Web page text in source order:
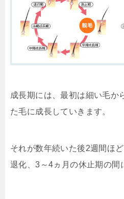
成長期には、最初は細い毛か
た毛に成長していきます。
それが数年続いた後2週間ほ
退化、3～4ヵ月の休止期の間